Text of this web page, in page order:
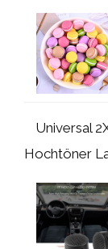
Universal
Hochtöner